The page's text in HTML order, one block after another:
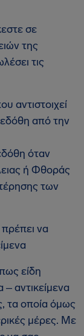
σε
της
τις
αντιστοιχεί
από την
όταν
ή Φθοράς
των
να
είδη
αντικείμενα
τα οποία όμως
μέρες. Με